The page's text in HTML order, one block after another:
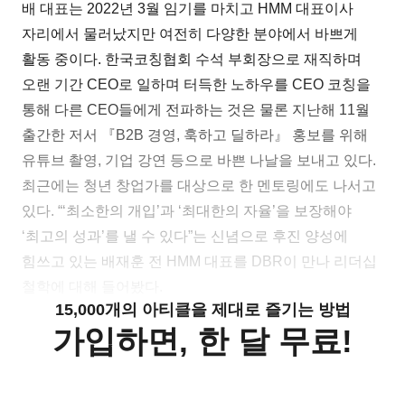
배 대표는 2022년 3월 임기를 마치고 HMM 대표이사
자리에서 물러났지만 여전히 다양한 분야에서 바쁘게
활동 중이다. 한국코칭협회 수석 부회장으로 재직하며
오랜 기간 CEO로 일하며 터득한 노하우를 CEO 코칭을
통해 다른 CEO들에게 전파하는 것은 물론 지난해 11월
출간한 저서 『B2B 경영, 훅하고 딜하라』 홍보를 위해
유튜브 촬영, 기업 강연 등으로 바쁜 나날을 보내고 있다.
최근에는 청년 창업가를 대상으로 한 멘토링에도 나서고
있다. “‘최소한의 개입’과 ‘최대한의 자율’을 보장해야
‘최고의 성과’를 낼 수 있다”는 신념으로 후진 양성에
힘쓰고 있는 배재훈 전 HMM 대표를 DBR이 만나 리더십
15,000개의 아티클을 제대로 즐기는 방법
가입하면, 한 달 무료!